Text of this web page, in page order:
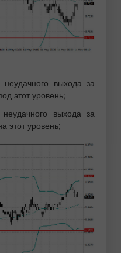
выхода за
этот уровень;
выхода за
этот уровень;